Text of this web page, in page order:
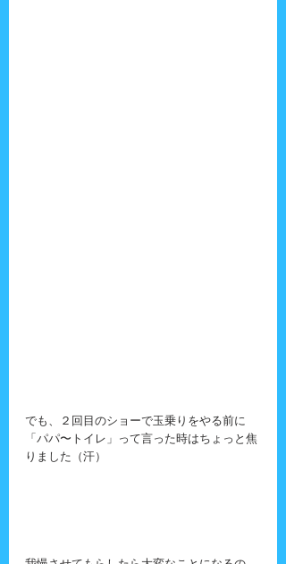
でも、２回目のショーで玉乗りをやる前に
「パパ〜トイレ」って言った時はちょっと焦
りました（汗）